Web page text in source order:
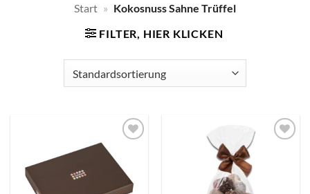
Start » Kokosnuss Sahne Trüffel
FILTER, HIER KLICKEN
Auf die
Wunschliste
Wunschliste